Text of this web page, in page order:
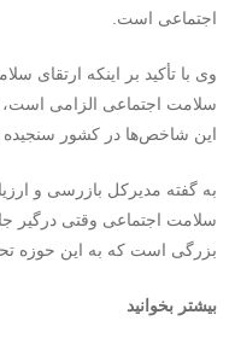
اجتماعی است.
وی با تأکید بر اینکه
سلامت اجتماعی الزامی است،
این شاخص‌ها در کشور
به گفته مدیرکل بازرسی و
سلامت اجتماعی وقتی درگیر
بزرگی است که به این حوزه
بیشتر بخوانید